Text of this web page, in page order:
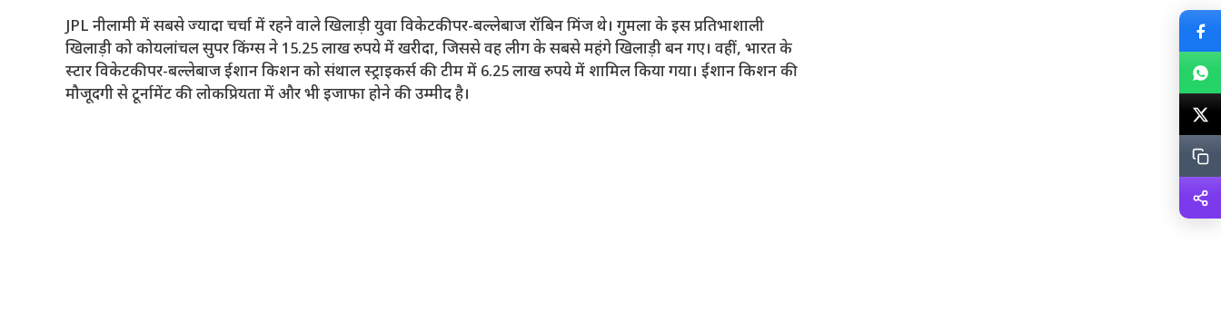
JPL नीलामी में सबसे ज्यादा चर्चा में रहने वाले खिलाड़ी युवा विकेटकीपर-बल्लेबाज रॉबिन मिंज थे। गुमला के इस प्रतिभाशाली
खिलाड़ी को कोयलांचल सुपर किंग्स ने 15.25 लाख रुपये में खरीदा, जिससे वह लीग के सबसे महंगे खिलाड़ी बन गए। वहीं, भारत के
स्टार विकेटकीपर-बल्लेबाज ईशान किशन को संथाल स्ट्राइकर्स की टीम में 6.25 लाख रुपये में शामिल किया गया। ईशान किशन की
मौजूदगी से टूर्नामेंट की लोकप्रियता में और भी इजाफा होने की उम्मीद है।